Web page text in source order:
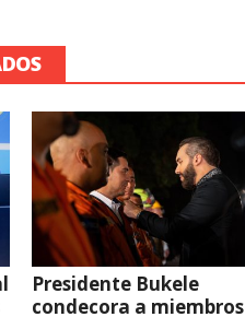
Presidente Bukele
condecora a miembros